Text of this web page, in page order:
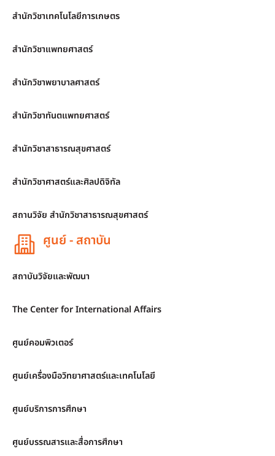
สำนักวิชาเทคโนโลยีการเกษตร
สำนักวิชาแพทยศาสตร์
สำนักวิชาพยาบาลศาสตร์
สำนักวิชาทันตแพทยศาสตร์
สำนักวิชาสาธารณสุขศาสตร์
สำนักวิชาศาสตร์และศิลปดิจิทัล
สถานวิจัย สำนักวิชาสาธารณสุขศาสตร์
ศูนย์ - สถาบัน
สถาบันวิจัยและพัฒนา
The Center for International Affairs
ศูนย์คอมพิวเตอร์
ศูนย์เครื่องมือวิทยาศาสตร์และเทคโนโลยี
ศูนย์บริการการศึกษา
ศูนย์บรรณสารและสื่อการศึกษา